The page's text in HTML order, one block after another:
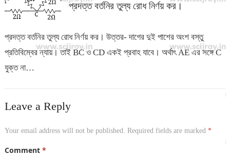
প্রদত্ত বর্তনির তুল্য রোধ নির্ণয় কর।
প্রদত্ত বর্তনির তুল্য রোধ নির্ণয় কর। উত্তর- দাগের দুই পাশের অংশ বস্তু
প্রতিবিম্বের ন্যায়। তাই BC ও CD একই প্রবাহ যাবে। অর্থাৎ AE এর সঙ্গে C
যুক্ত না…
Leave a Reply
Your email address will not be published. Required fields are marked *
Comment *